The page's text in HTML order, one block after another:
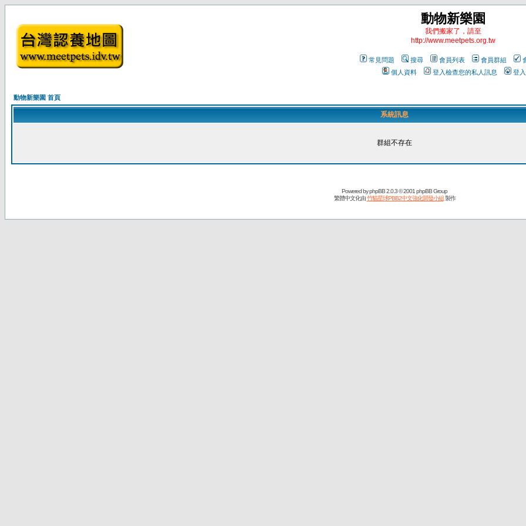
動物新樂園
我們搬家了，請至
http://www.meetpets.org.tw
常見問題 搜尋 會員列表 會員群組
個人資料
登入檢查您的私人訊息 登入
動物新樂園 首頁
系統訊息
群組不存在
Powered byphpBB2.0.3 © 2001 phpBB Group
繁體中文化由竹貓星球PBB2中文強化開發小組製作